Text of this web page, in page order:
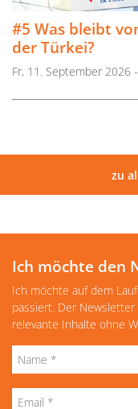
#5 Was bleibt
der Türkei?
Fr, 11. September 2026
zu
Ich möchte den
Ich möchte auf dem
passiert. Der
relevante Inhalte ohne